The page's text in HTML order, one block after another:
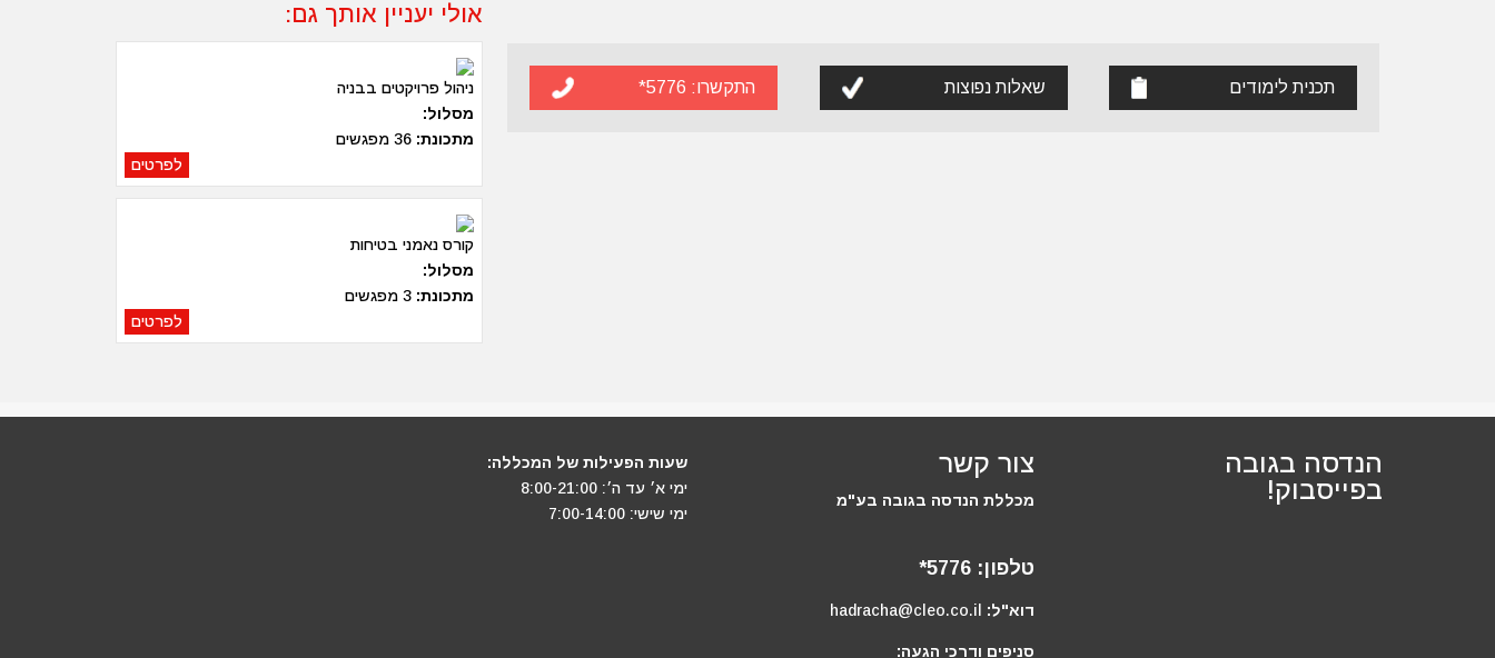
תכנית לימודים שאלות נפוצות התקשרו: 5776*
אולי יעניין אותך גם:
ניהול פרויקטים בבניה
מסלול:
מתכונת: 36 מפגשים
לפרטים
קורס נאמני בטיחות
מסלול:
מתכונת: 3 מפגשים
לפרטים
הנדסה בגובה
בפייסבוק!
צור קשר
מכללת הנדסה בגובה בע"מ
טלפון: 5776*
דוא"ל: hadracha@cleo.co.il
סניפים ודרכי הגעה:
שעות הפעילות של המכללה:
ימי א׳ עד ה׳: 8:00-21:00
ימי שישי: 7:00-14:00